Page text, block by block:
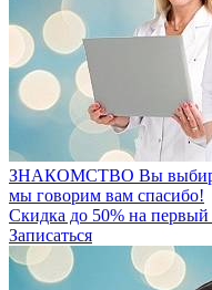
ЗНАКОМСТВО Вы
мы говорим вам спасибо!
Скидка до 50% на первый
Записаться